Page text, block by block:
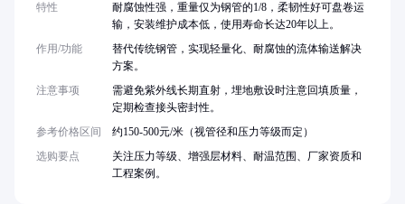
特性
耐腐蚀性强，重量仅为钢管的1/8，柔韧性好可盘卷运
输，安装维护成本低，使用寿命长达20年以上。
作用/功能
替代传统钢管，实现轻量化、耐腐蚀的流体输送解决
方案。
注意事项
需避免紫外线长期直射，埋地敷设时注意回填质量，
定期检查接头密封性。
参考价格区间
约150-500元/米（视管径和压力等级而定）
选购要点
关注压力等级、增强层材料、耐温范围、厂家资质和
工程案例。